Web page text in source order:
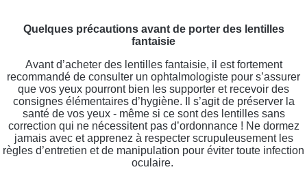
Quelques précautions avant de porter des lentilles
fantaisie
Avant d’acheter des lentilles fantaisie, il est fortement
recommandé de consulter un ophtalmologiste pour s’assurer
que vos yeux pourront bien les supporter et recevoir des
consignes élémentaires d’hygiène. Il s’agit de préserver la
santé de vos yeux - même si ce sont des lentilles sans
correction qui ne nécessitent pas d’ordonnance ! Ne dormez
jamais avec et apprenez à respecter scrupuleusement les
règles d’entretien et de manipulation pour éviter toute infection
oculaire.